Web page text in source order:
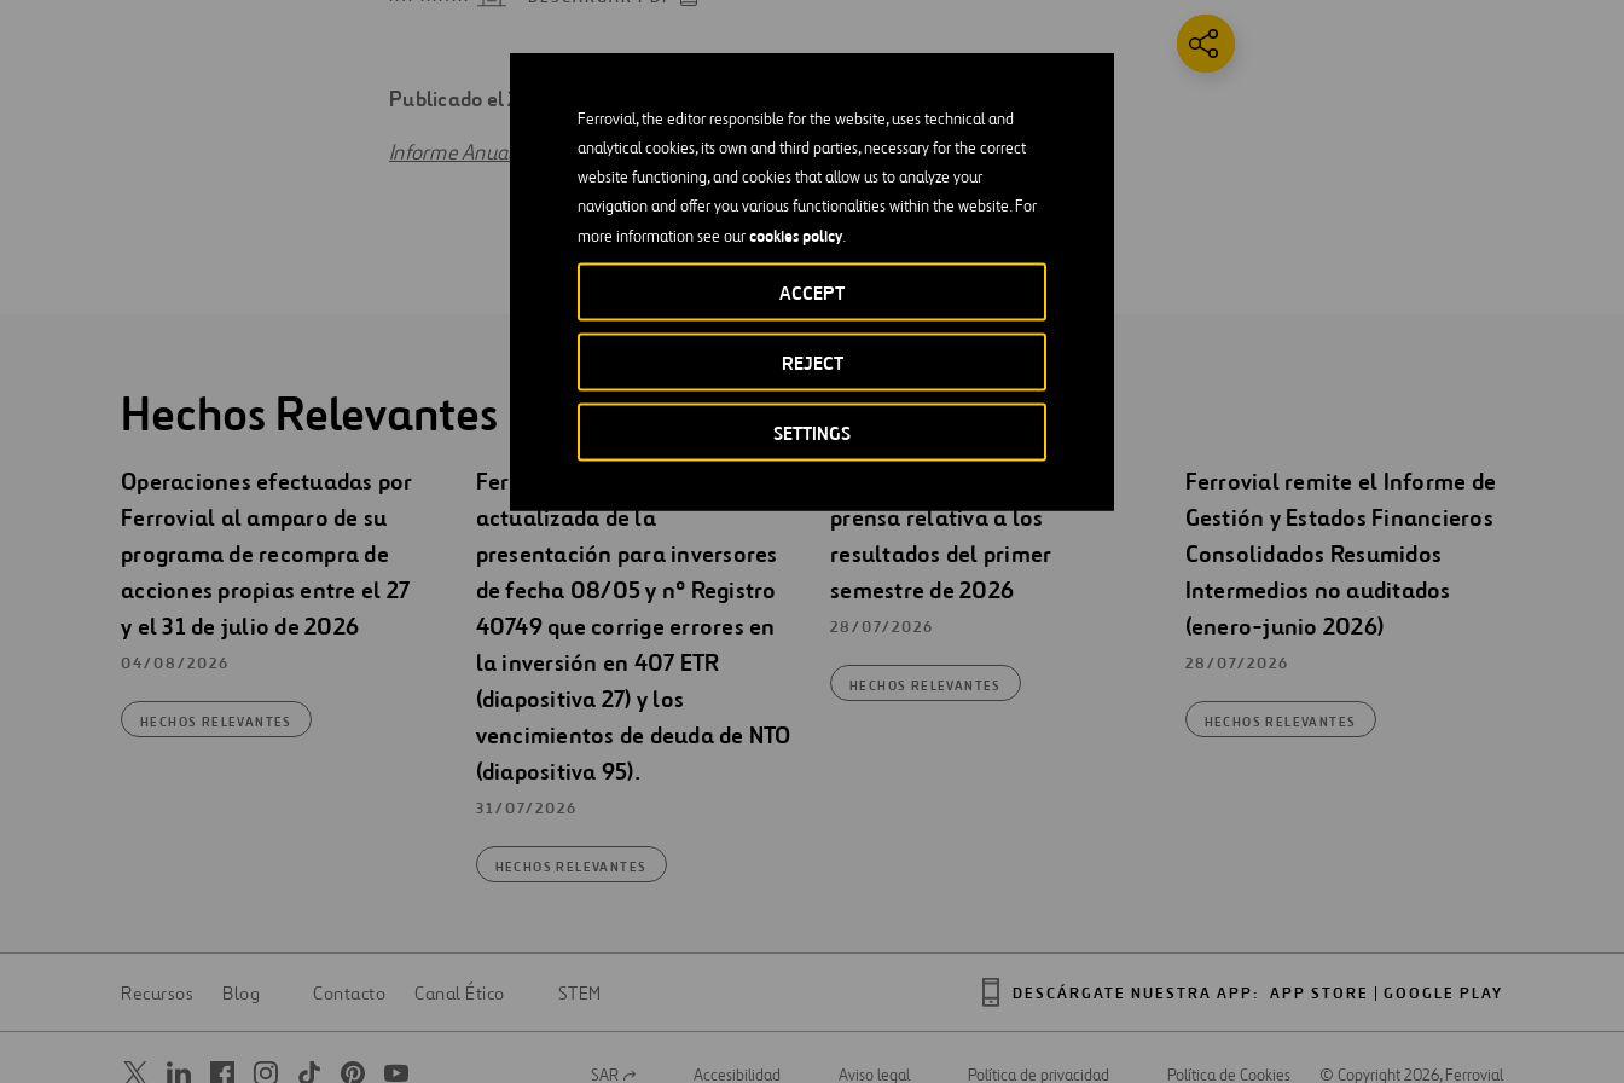
Ferrovial, the editor responsible for the website, uses technical and
analytical cookies, its own and third parties, necessary for the correct
website functioning, and cookies that allow us to analyze your
navigation and offer you various functionalities within the website. For
more information see ourcookies policy.
SETTINGS
REJECT
ACCEPT
Automatización
Ingeniería
Publicado el 25/02/2021
Informe Anual sobre Remuneraciones de los Consejeros
Hechos Relevantes
Operaciones efectuadas por
Ferrovial al amparo de su
programa de recompra de
acciones propias entre el 27
y el 31 de julio de 2026
04/08/2026
HECHOS RELEVANTES
Ferrovial remite una versión
actualizada de la
presentación para inversores
de fecha 08/05 y nº Registro
40749 que corrige errores en
la inversión en 407 ETR
(diapositiva 27) y los
vencimientos de deuda de NTO
(diapositiva 95).
31/07/2026
HECHOS RELEVANTES
prensa relativa a los
resultados del primer
semestre de 2026
28/07/2026
HECHOS RELEVANTES
Ferrovial remite el Informe de
Gestión y Estados Financieros
Consolidados Resumidos
Intermedios no auditados
(enero-junio 2026)
28/07/2026
HECHOS RELEVANTES
DESCÁRGATE NUESTRA APP: APP STORE GOOGLE PLAY
Recursos Blog Contacto Canal Ético STEM
SAR Accesibilidad Aviso legal Política de privacidad Política de Cookies © Copyright 2026, Ferrovial